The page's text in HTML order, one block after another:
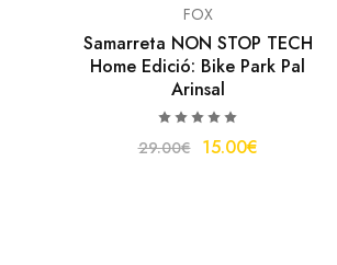
FOX
Samarreta NON STOP TECH
Home Edició: Bike Park Pal
Arinsal
29.00€ 15.00€